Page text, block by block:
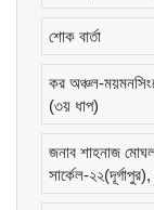
শোক বার্তা
কর অঞ্চল-
(৩য় ধাপ)
জনাব শাহনাজ
সার্কেল-